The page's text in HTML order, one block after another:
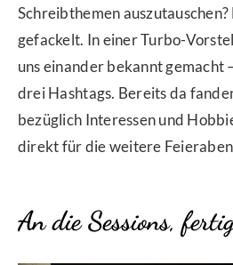
Schreibthemen
gefackelt. In einer Turbo-
uns einander bekannt gemacht
drei Hashtags. Bereits da
bezüglich Interessen und
direkt für die weitere
An die Sessions,